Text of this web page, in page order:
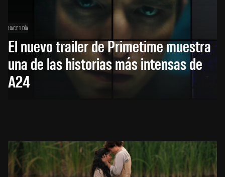
HACE 1 DÍA
El nuevo trailer de Primetime muestra
una de las historias más intensas de
A24